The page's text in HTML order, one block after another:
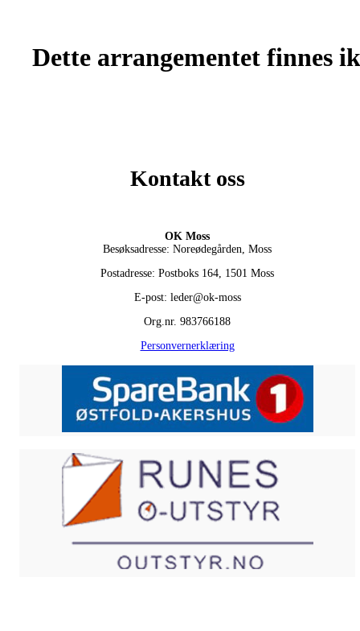
Dette arrangementet finnes
Kontakt oss
OK Moss
Besøksadresse: Noreødegården, Moss
Postadresse: Postboks 164, 1501 Moss
E-post: leder@ok-moss
Org.nr. 983766188
Personvernerklæring